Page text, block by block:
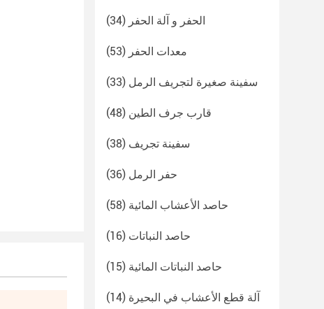
الحفر و آلة الحفر (34)
معدات الحفر (53)
سفينة صغيرة لتجريف الرمل (33)
قارب جرف الطين (48)
سفينة تجريف (38)
حفر الرمل (36)
حاصد الأعشاب المائية (58)
حاصد النباتات (16)
حاصد النباتات المائية (15)
آلة قطع الأعشاب في البحيرة (14)